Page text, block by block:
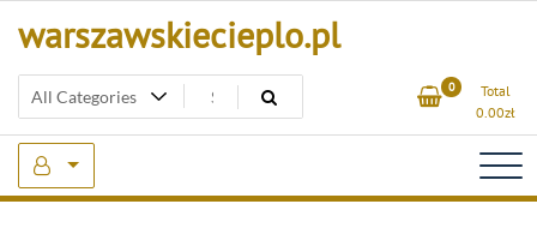
warszawskiecieplo.pl
0
Total
0.00zł